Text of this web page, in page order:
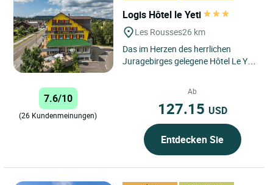
Logis Hôtel le Yeti
Les Rousses26 km
Das im Herzen des herrlichen
Juragebirges gelegene Hôtel Le Yeti
7.6/10
(26 Kundenmeinungen)
Ab
127.15 USD
Entdecken Sie